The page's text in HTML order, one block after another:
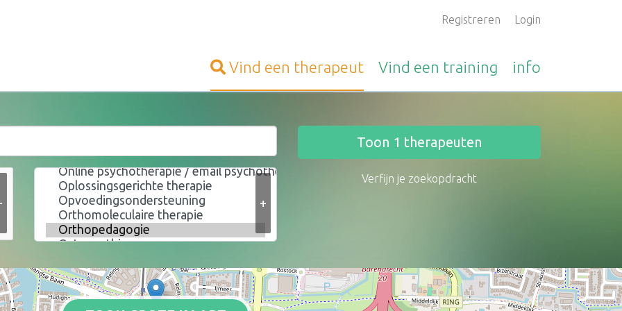
Registreren Login
Vind een therapeut Vind een training info
+
Toon 1 therapeuten
Verfijn je zoekopdracht